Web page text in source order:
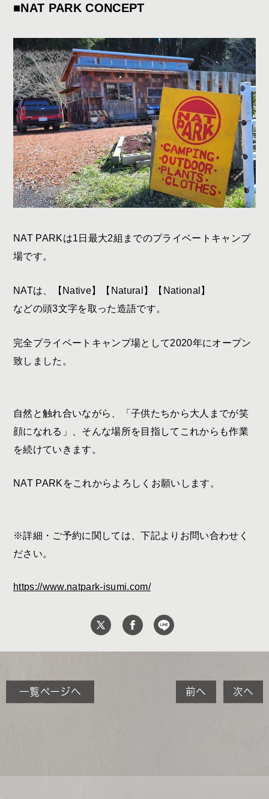
■NAT PARK CONCEPT
NAT PARKは1日最大2組までのプライベートキャンプ
場です。
NATは、【Native】【Natural】【National】
などの頭3文字を取った造語です。
完全プライベートキャンプ場として2020年にオープン
致しました。
自然と触れ合いながら、「子供たちから大人までが笑
顔になれる」、そんな場所を目指してこれからも作業
を続けていきます。
NAT PARKをこれからよろしくお願いします。
※詳細・ご予約に関しては、下記よりお問い合わせく
ださい。
https://www.natpark-isumi.com/
一覧ページへ 前へ 次へ